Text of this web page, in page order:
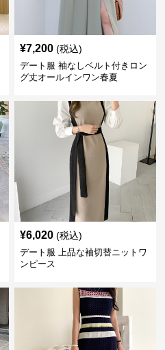
¥7,200 (税込)
デート服 袖なしベルト付きロン
グ丈オールインワン春夏
¥6,020 (税込)
デート服 上品な袖切替ニットワ
ンピース